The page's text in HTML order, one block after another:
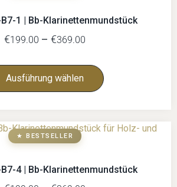
1 | Bb-Klarinettenmundstück
€199.00 – €369.00
Ausführung wählen
★ BESTSELLER
4 | Bb-Klarinettenmundstück